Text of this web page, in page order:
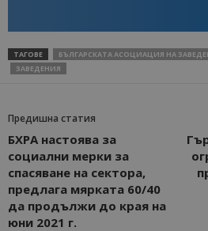
ТАГОВЕ БЪЛГАРСКАТА АСОЦИАЦИЯ НА
ЗАВЕДЕНИЯ
Предишна статия
БХРА настоява за
социални мерки за
спасяване на сектора,
предлага мярката 60/40
да продължи до края на
юни 2021 г.